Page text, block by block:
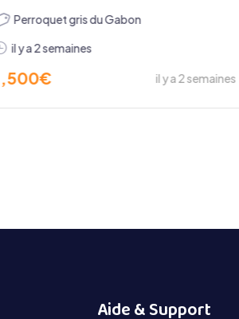
Perroquet gris du Gabon
il y a 2 semaines
il y
Aide & Support